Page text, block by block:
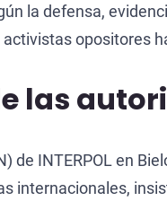
la defensa,
opositores
las
de INTERPOL en
internacionales,